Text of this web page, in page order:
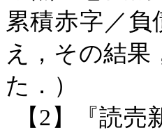
累積赤字／
え，その結果
た．）
【2】『読売